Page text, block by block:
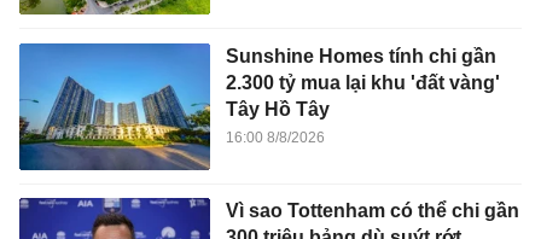
Sunshine Homes tính chi gần
2.300 tỷ mua lại khu 'đất vàng'
Tây Hồ Tây
16:00 8/8/2026
Vì sao Tottenham có thể chi gần